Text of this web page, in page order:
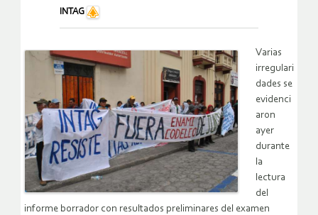
INTAG
Varias
irregulari
dades se
evidenci
aron
ayer
durante
la
lectura
del
informe borrador con resultados preliminares del examen